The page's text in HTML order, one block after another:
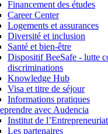
Financement des études
Career Center
Logements et assurances
Diversité et inclusion
Santé et bien-être
Dispositif BeeSafe - lutte
discriminations
Knowledge Hub
Visa et titre de séjour
Informations pratiques
avec Audencia
Institut de l’Entrepreneuriat
Les partenaires